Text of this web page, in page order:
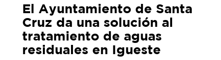
El Ayuntamiento de Santa
Cruz da una solución al
tratamiento de aguas
residuales en Igueste